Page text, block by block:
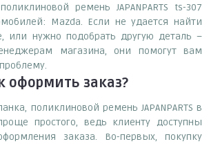
ремень JAPANPARTS ts-307
Mazda. Если не удается найти
или нужно подобрать другую деталь –
магазина, они помогут вам
оформить заказ?
поликлиновой ремень JAPANPARTS в
простого, ведь клиенту доступны
заказа. Во-первых, покупку